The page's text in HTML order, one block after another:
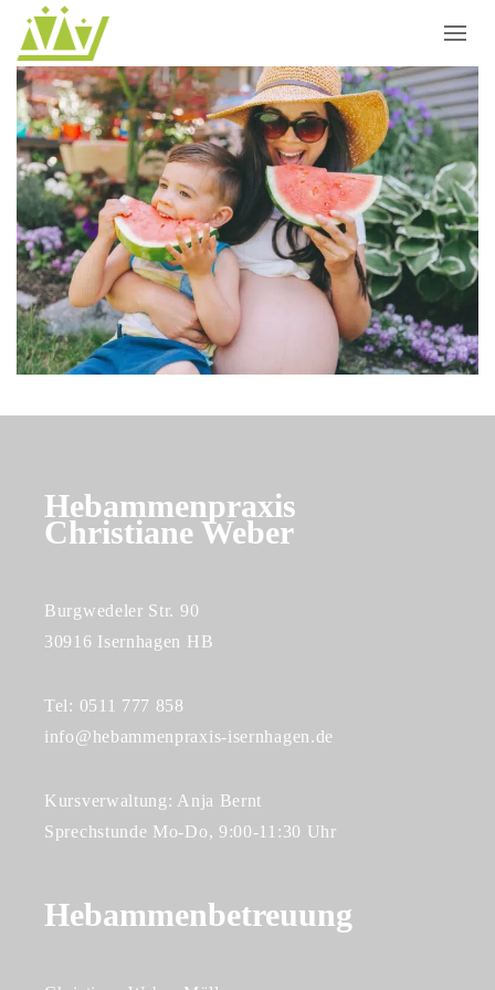
Hebammenpraxis
Christiane Weber
Burgwedeler Str. 90
30916 Isernhagen HB
Tel: 0511 777 858
info@hebammenpraxis-isernhagen.de
Kursverwaltung: Anja Bernt
Sprechstunde Mo-Do, 9:00-11:30 Uhr
Hebammenbetreuung